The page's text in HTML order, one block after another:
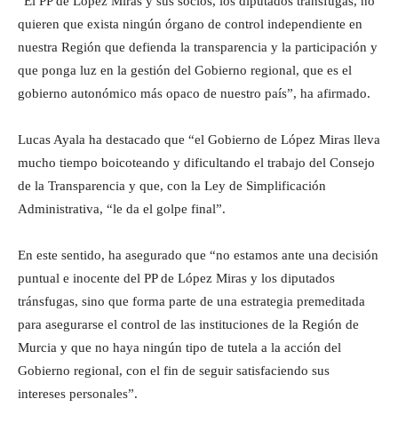
quieren que exista ningún órgano de control independiente en
nuestra Región que defienda la transparencia y la participación y
que ponga luz en la gestión del Gobierno regional, que es el
gobierno autonómico más opaco de nuestro país”, ha afirmado.
Lucas Ayala ha destacado que “el Gobierno de López Miras lleva
mucho tiempo boicoteando y dificultando el trabajo del Consejo
de la Transparencia y que, con la Ley de Simplificación
Administrativa, “le da el golpe final”.
En este sentido, ha asegurado que “no estamos ante una decisión
puntual e inocente del PP de López Miras y los diputados
tránsfugas, sino que forma parte de una estrategia premeditada
para asegurarse el control de las instituciones de la Región de
Murcia y que no haya ningún tipo de tutela a la acción del
Gobierno regional, con el fin de seguir satisfaciendo sus
intereses personales”.